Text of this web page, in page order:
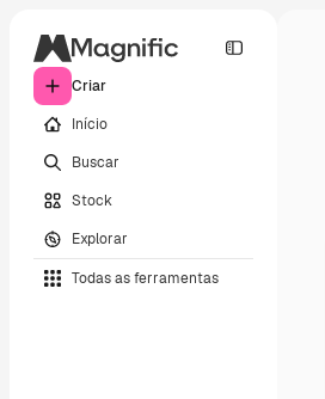
Criar
Início
Buscar
Stock
Explorar
Todas as ferramentas